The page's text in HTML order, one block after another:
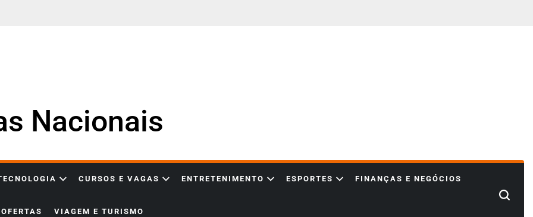
Nacionais
CURSOS E VAGAS ENTRETENIMENTO ESPORTES FINANÇAS E NEGÓCIOS
OFERTAS VIAGEM E TURISMO
Search